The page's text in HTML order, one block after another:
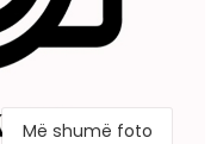
Më shumë foto